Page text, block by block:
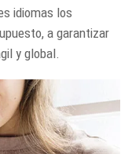
idiomas los
a garantizar
y global.